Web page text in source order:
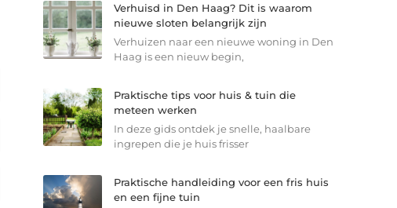
Verhuisd in Den Haag? Dit is waarom
nieuwe sloten belangrijk zijn
Verhuizen naar een nieuwe woning in Den
Haag is een nieuw begin,
Praktische tips voor huis & tuin die
meteen werken
In deze gids ontdek je snelle, haalbare
ingrepen die je huis frisser
Praktische handleiding voor een fris huis
en een fijne tuin